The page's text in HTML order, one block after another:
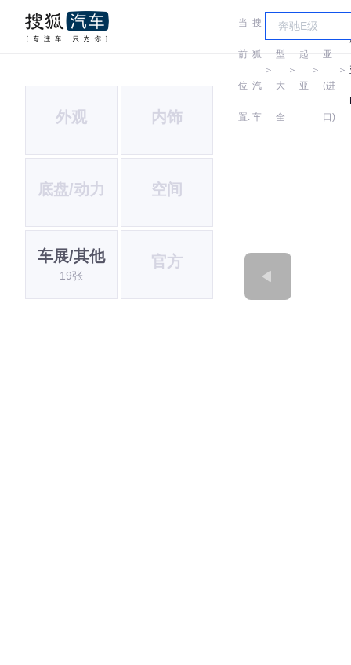
当
前
位
置:
搜
狐
汽
车
＞
车
型
大
全
＞
起
亚
＞
亚
(进
口)
＞
外观 内饰
底盘/动力 空间
车展/其他
19张
官方